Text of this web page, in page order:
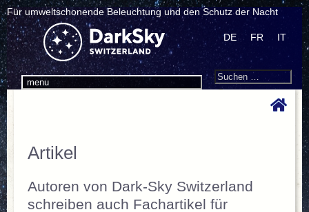
Für umweltschonende Beleuchtung und den Schutz der Nacht
menu
DE FR IT
Search
Suchen
Artikel
Autoren von Dark-Sky Switzerland
schreiben auch Fachartikel für